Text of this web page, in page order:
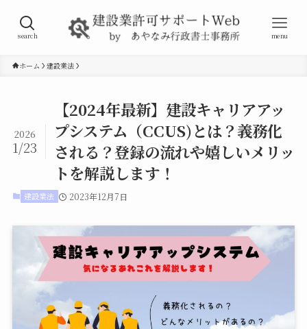
search menu
ホーム 建設業法
【2024年最新】建設キャリアアッ
プシステム（CCUS)とは？義務化
される？登録の流れや嬉しいメリッ
トを解説します！
2026
1/23
建設業法 2023年12月7日